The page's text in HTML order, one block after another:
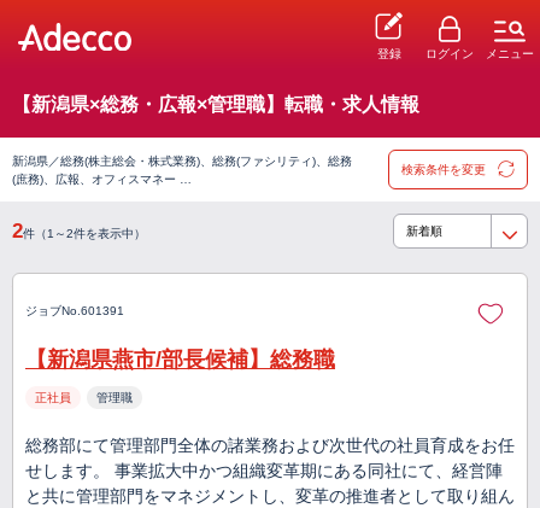
登録 ログイン メニュー
【新潟県×総務・広報×管理職】転職・求人情報
新潟県／総務(株主総会・株式業務)、総務(ファシリティ)、総務
(庶務)、広報、オフィスマネー …
検索条件を変更
2件（1～2件を表示中）
ジョブNo.601391
【新潟県燕市/部長候補】総務職
正社員 管理職
総務部にて管理部門全体の諸業務および次世代の社員育成をお任
せします。 事業拡大中かつ組織変革期にある同社にて、経営陣
と共に管理部門をマネジメントし、変革の推進者として取り組ん